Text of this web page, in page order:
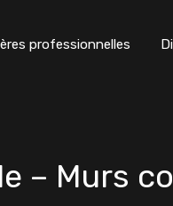
professionnelles
– Murs